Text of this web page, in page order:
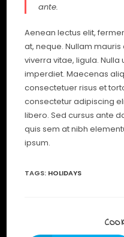
ante.
Aenean lectus elit,
at, neque. Nullam
viverra vitae, ligula. Nulla
imperdiet. Maecenas
consectetuer risus et
consectetur adipiscing
libero. Sed cursus ante
quis sem at nibh
ipsum.
TAGS: HOLIDAYS